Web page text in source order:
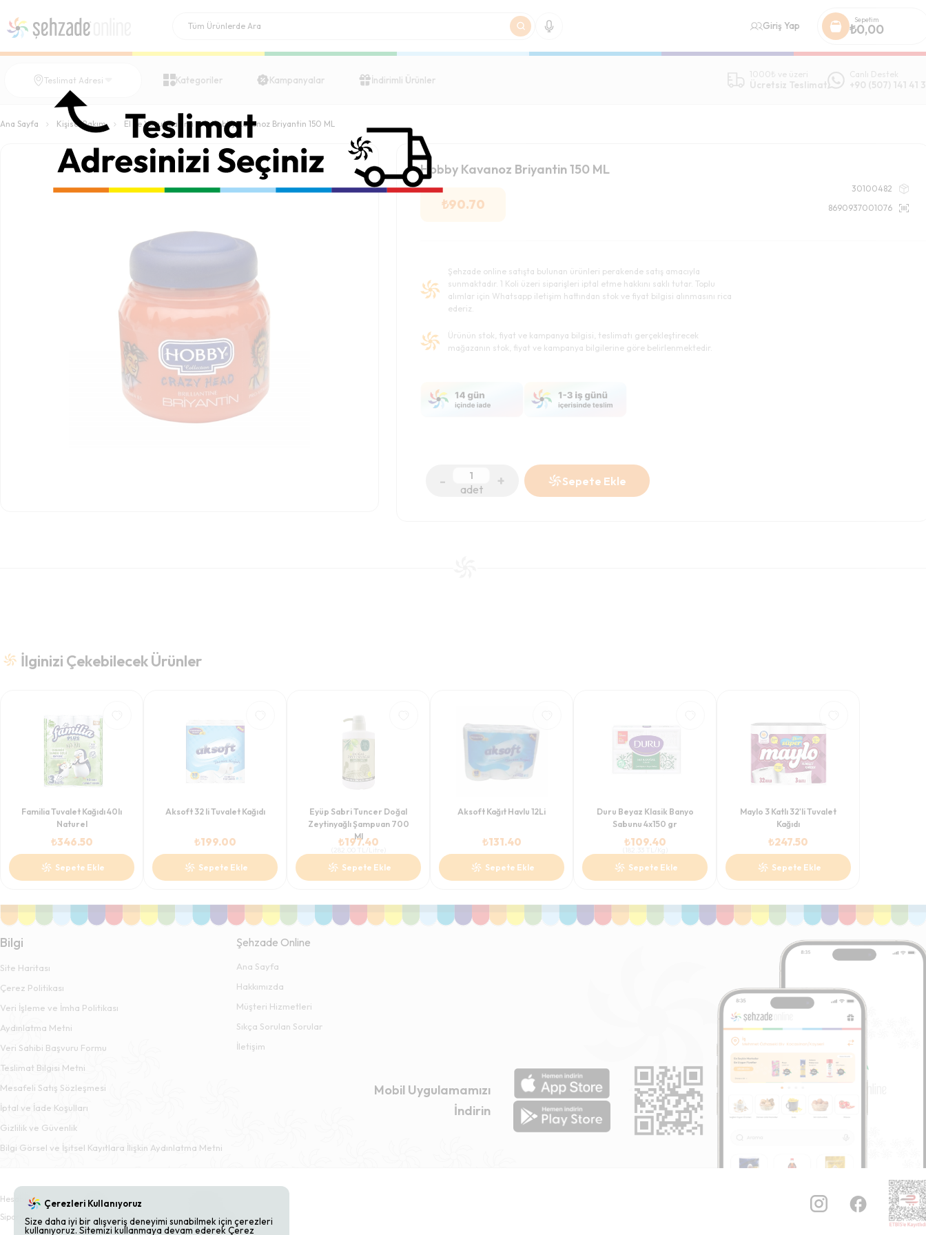
Giriş Yap
Sepetim
₺0,00
Teslimat Adresi Kategoriler Kampanyalar İndirimli Ürünler 1000₺ ve üzeri
Ücretsiz Teslimat
Canlı Destek
+90 (507) 141 41
Ana Sayfa Kişisel Bakım El ve Vücut Bakımı Hobby Kavanoz Briyantin 150 ML
Hobby Kavanoz Briyantin 150 ML
₺90.70
30100482
8690937001076
Şehzade online satışta bulunan ürünleri perakende satış amacıyla
sunmaktadır. 1 Koli üzeri siparişleri iptal etme hakkını saklı tutar. Toplu
alımlar için Whatsapp iletişim hattından stok ve fiyat bilgisi alınmasını rica
ederiz.
Ürünün stok, fiyat ve kampanya bilgisi, teslimatı gerçekleştirecek
mağazanın stok, fiyat ve kampanya bilgilerine göre belirlenmektedir.
- adet + Sepete Ekle
İlginizi Çekebilecek Ürünler
Familia Tuvalet Kağıdı 40lı
Naturel
₺346.50
Sepete Ekle
Aksoft 32 li Tuvalet Kağıdı
₺199.00
Sepete Ekle
Eyüp Sabri Tuncer Doğal
Zeytinyağlı Şampuan 700
Ml
₺197.40
Sepete Ekle
Aksoft Kağıt Havlu 12Li
₺131.40
Sepete Ekle
Duru Beyaz Klasik Banyo
Sabunu 4x150 gr
₺109.40
Sepete Ekle
Maylo 3 Katlı 32'li Tuvalet
Kağıdı
₺247.50
Sepete Ekle
Bilgi
Site Haritası
Çerez Politikası
Veri İşleme ve İmha Politikası
Aydınlatma Metni
Veri Sahibi Başvuru Formu
Teslimat Bilgisi Metni
Mesafeli Satış Sözleşmesi
İptal ve İade Koşulları
Gizlilik ve Güvenlik
Bilgi Görsel ve İşitsel Kayıtlara İlişkin Aydınlatma Metni
Şehzade Online
Ana Sayfa
Hakkımızda
Müşteri Hizmetleri
Sıkça Sorulan Sorular
İletişim
Mobil Uygulamamızı
İndirin
Hesabım
Siparişler
Sepet
Beğendiklerim
Bildirimlerim
Çerezleri Kullanıyoruz
Size daha iyi bir alışveriş deneyimi sunabilmek için çerezleri
kullanıyoruz. Sitemizi kullanmaya devam ederek Çerez